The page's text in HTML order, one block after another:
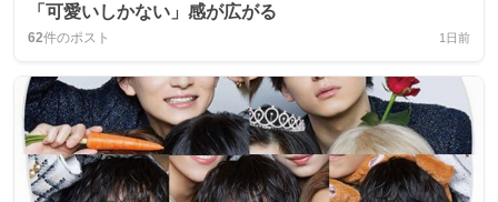
「可愛いしかない」感が広がる
62件のポスト 1日前